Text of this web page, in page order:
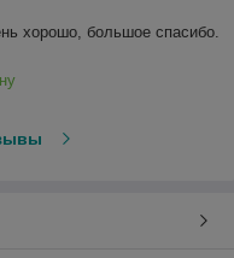
хорошо, большое спасибо.